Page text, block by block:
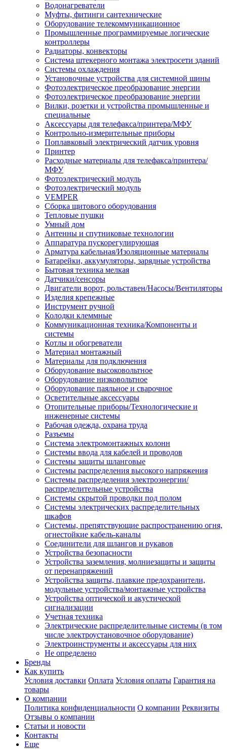
Водонагреватели
Муфты, фитинги сантехнические
Оборудование телекоммуникационное
Промышленные программируемые логические
контроллеры
Радиаторы, конвекторы
Система штекерного монтажа электросети зданий
Системы охлаждения
Установочные устройства для системной шины
Фотоэлектрическое преобразование энергии
Фотоэлектрическое преобразование энергии
Вилки, розетки и устройства промышленные и
специальные
Аксессуары для телефакса/принтера/МФУ
Контрольно-измерительные приборы
Поплавковый электрический датчик уровня
Принтер
Расходные материалы для телефакса/принтера/
МФУ
Фотоэлектрический модуль
Фотоэлектрический модуль
VEMPER
Сборка щитового оборудования
Тепловые пушки
Умный дом
Антенны и спутниковые технологии
Аппаратура пускорегулирующая
Арматура кабельная/Изоляционные материалы
Батарейки, аккумуляторы, зарядные устройства
Бытовая техника мелкая
Датчики/сенсоры
Двигатели ворот, рольставен/Насосы/Вентиляторы
Изделия крепежные
Инструмент ручной
Колодки клеммные
Коммуникационная техника/Компоненты и
системы
Котлы и обогреватели
Материал монтажный
Материалы для подключения
Оборудование высоковольтное
Оборудование низковольтное
Оборудование паяльное и сварочное
Осветительные аксессуары
Отопительные приборы/Технологические и
инженерные системы
Рабочая одежда, охрана труда
Разъемы
Система электромонтажных колонн
Системы ввода для кабелей и проводов
Системы защиты шланговые
Системы распределения высокого напряжения
Системы распределения электроэнергии/
распределительные устройства
Системы скрытой проводки под полом
Системы электрических распределительных
шкафов
Системы, препятствующие распространению огня,
огнестойкие кабель-каналы
Соединители для шлангов и рукавов
Устройства безопасности
Устройства заземления, молниезащиты и защиты
от перенапряжений
Устройства защиты, плавкие предохранители,
модульные устройства/монтажные устройства
Устройства оптической и акустической
сигнализации
Учетная техника
Электрические распределительные системы (в том
числе электроустановочное оборудование)
Электроинструменты и аксессуары для них
Не определено
Бренды
Как купить
Условия доставки Оплата Условия оплаты Гарантия на
товары
О компании
Политика конфиденциальности О компании Реквизиты
Отзывы о компании
Статьи и новости
Контакты
Еще